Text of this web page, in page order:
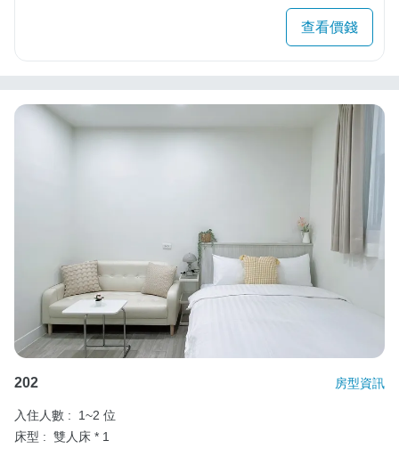
查看價錢
202 房型資訊
入住人數 :
1~2 位
床型 : 雙人床 * 1